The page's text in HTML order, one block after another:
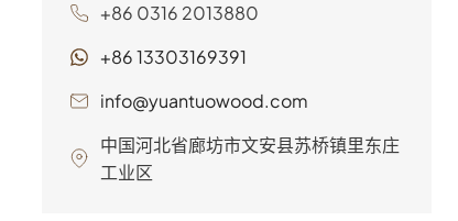
+86 0316 2013880
+86 13303169391
info@yuantuowood.com
中国河北省廊坊市文安县苏桥镇里东庄
工业区